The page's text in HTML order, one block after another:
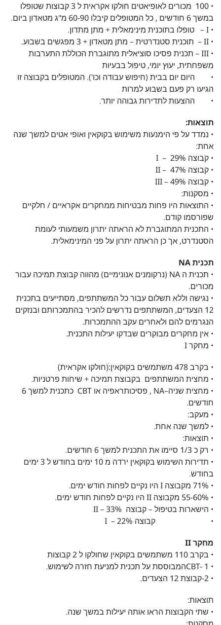
• 100 מכורים לאופיאטים חולקו אקראית ל 3 קבוצות שטופלו
במשך 6 חודשים , כל המטופלים קיבלו 60-90 מ"ג מטאדון ביום.
• I – טופלו בתוכנית מינימאלית + מתן מתדון.
• II – תוכנית סטנדרטית – מתן מטאדון + 3 מפגשים בשבוע.
• III – תכנית פסיכו סוציאלית מתוגברת הכוללת התערבות
משפחתית, יעוץ יומי, טיפול בבעיות
• היום יום בבית (חיפוש עבודה וכו'). המטופלים בקבוצה זו
הגיעו רק פעם בשבוע למרות
• ההצעות לתדירות גבוהה יותר.
תוצאות:
• נמדד על פי הימנעות משימוש בקוקאין ואופי אטים למשך שנה
אחת:
• קבוצה I – 29%
• קבוצה II – 47%
• קבוצה III – 49%
• מסקנות:
• התוצאות היו פחות מבטיחות ממחקרים אקראיים / חלקיים
שפורסמו קודם.
• התכנית המתוגברת לא הראתה יתרון משמעותי לעומת
הסטנדרט, אך כן הראתה יתרון על פני המינימאלית.
תכנית NA
• תכנית ה NA (נרקומנים אנונימיים) מהווה קבוצת תמיכה עבור
מכורים.
• נגישה וללא תשלום עבור כל המשתתפים, מסתייעים בתכנית
12 הצעדים, המשתתפים נדרשים להכיר בהתמכרותם ובנזקים
הנגרמים להם ולאחרים עקב ההתמכרות.
• אין מחקרים מבוקרים שבדקו יעילות התכנית.
• מחקר I
• בקרב 478 משתמשים בקוקאין:ׁ(חולקו אקראית)
• מחצית המשתתפים בקבוצת תמיכה + שיחות פרטניות.
• מחצית שניה–NA , פסיכותראפיה או CBT כתכנית למשך 6
חודשים.
• מעקב:
• למשך שנה אחת.
• תוצאות:
• רק כ 1/3 סיימו את התכנית למשך 6 חודשים.
• תדירות השימוש בקוקאין ירדה מ 10 ימים בחודש ל 3 ימים
בחודש.
• 71% מקבוצה I היו נקיים לפחות חודש ימים.
• 55-60% מקבוצה II היו נקיים לפחות חודש ימים.
• הישארות בטיפול – קבוצה II – 33%
• קבוצה I – 22%
מחקר II
• בקרב 110 משתמשים בקוקאין שחולקו ל 2 קבוצות
• CBT- 1המבוססת על תכנית למניעת חזרה לשימוש.
• 2-קבוצת 12 הצעדים.
תוצאות:
• שתי הקבוצות הראו אותה יעילות במשך שנה.